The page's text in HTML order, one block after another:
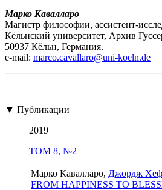
Марко Кавалларо
Магистр философии, ассистент-
Кёльнский университет, Архив
50937 Кёльн, Германия.
е-mail: marco.cavallaro@uni-koeln.de
▼ Публикации
2019
ТОМ 8, №2
Марко Кавалларо, Джордж
FROM HAPPINESS TO